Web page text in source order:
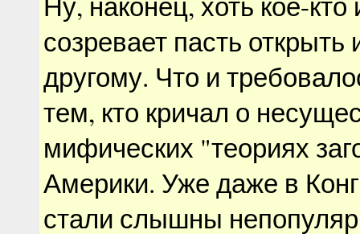
созревает пасть открыть
другому. Что и
тем, кто кричал о
мифических "теориях
Америки. Уже даже в
стали слышны